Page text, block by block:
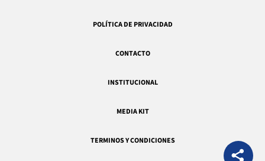
POLÍTICA DE PRIVACIDAD
CONTACTO
INSTITUCIONAL
MEDIA KIT
TERMINOS Y CONDICIONES